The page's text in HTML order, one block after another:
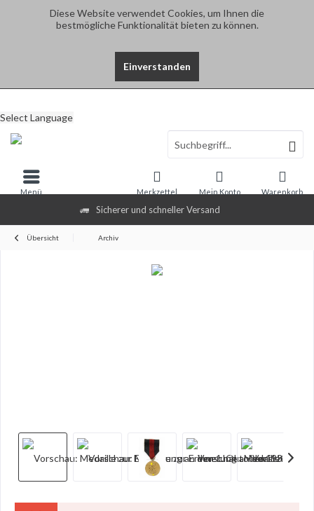
Diese Website verwendet Cookies, um Ihnen die
bestmögliche Funktionalität bieten zu können.
Einverstanden
Sicherer und schneller Versand
Select Language
Warenkorb
Merkzettel Mein Konto
Menü
Übersicht Archiv